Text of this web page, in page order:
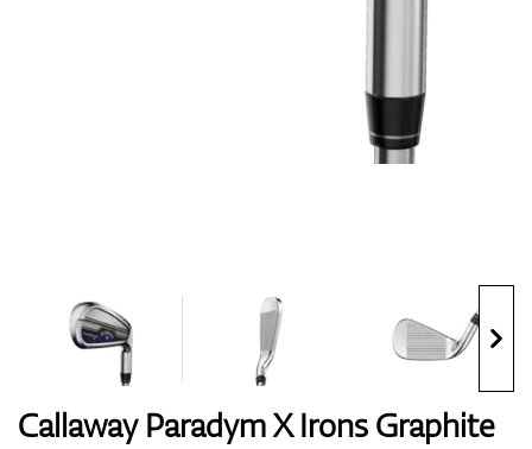
Bags
Callaway Paradym X Irons Graphite